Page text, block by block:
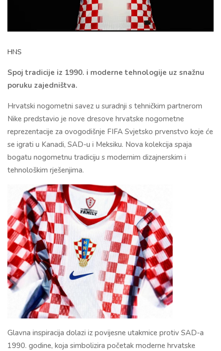
HNS
Spoj tradicije iz 1990. i moderne tehnologije uz snažnu
poruku zajedništva.
Hrvatski nogometni savez u suradnji s tehničkim partnerom
Nike predstavio je nove dresove hrvatske nogometne
reprezentacije za ovogodišnje FIFA Svjetsko prvenstvo koje će
se igrati u Kanadi, SAD-u i Meksiku. Nova kolekcija spaja
bogatu nogometnu tradiciju s modernim dizajnerskim i
tehnološkim rješenjima.
Glavna inspiracija dolazi iz povijesne utakmice protiv SAD-a
1990. godine, koja simbolizira početak moderne hrvatske